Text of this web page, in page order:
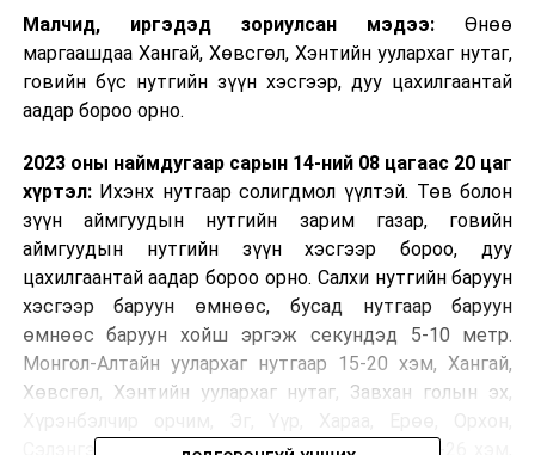
Малчид, иргэдэд зориулсан мэдээ: Өнөө
маргаашдаа Хангай, Хөвсгөл, Хэнтийн уулархаг нутаг,
говийн бүс нутгийн зүүн хэсгээр, дуу цахилгаантай
аадар бороо орно.
2023 оны наймдугаар сарын 14-ний 08 цагаас 20 цаг
хүртэл:Ихэнх нутгаар солигдмол үүлтэй. Төв болон
зүүн аймгуудын нутгийн зарим газар, говийн
аймгуудын нутгийн зүүн хэсгээр бороо, дуу
цахилгаантай аадар бороо орно. Салхи нутгийн баруун
хэсгээр баруун өмнөөс, бусад нутгаар баруун
өмнөөс баруун хойш эргэж секундэд 5-10 метр.
Монгол-Алтайн уулархаг нутгаар 15-20 хэм, Хангай,
Хөвсгөл, Хэнтийн уулархаг нутаг, Завхан голын эх,
Сэлэнгэ, Туул, Тэрэлж голын хөндийгөөр 21-26 хэм,